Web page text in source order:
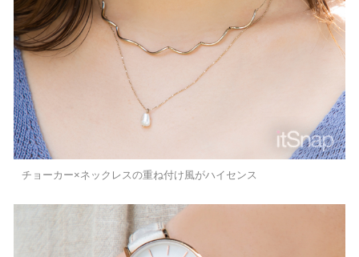
チョーカー×ネックレスの重ね付け風がハイセンス